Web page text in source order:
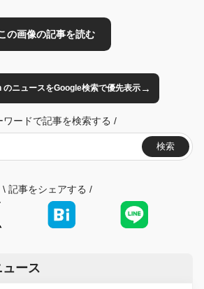
のニュースをGoogle検索で優先表示→
ワードで記事を検索する /
検索
\ 記事をシェアする /
ース